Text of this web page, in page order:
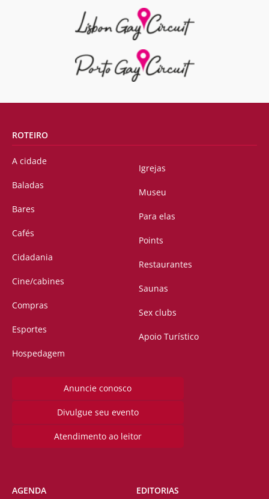
ROTEIRO
A cidade
Baladas
Bares
Cafés
Cidadania
Cine/cabines
Compras
Esportes
Hospedagem
Igrejas
Museu
Para elas
Points
Restaurantes
Saunas
Sex clubs
Apoio Turístico
Anuncie conosco
Divulgue seu evento
Atendimento ao leitor
AGENDA EDITORIAS